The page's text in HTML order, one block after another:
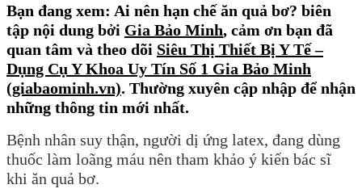
Bạn đang xem: Ai nên hạn chế ăn quả bơ? biên
tập nội dung bởi Gia Bảo Minh, cảm ơn bạn đã
quan tâm và theo dõi Siêu Thị Thiết Bị Y Tế –
Dụng Cụ Y Khoa Uy Tín Số 1 Gia Bảo Minh
(giabaominh.vn). Thường xuyên cập nhập để nhận
những thông tin mới nhất.
Bệnh nhân suy thận, người dị ứng latex, đang dùng
thuốc làm loãng máu nên tham khảo ý kiến bác sĩ
khi ăn quả bơ.